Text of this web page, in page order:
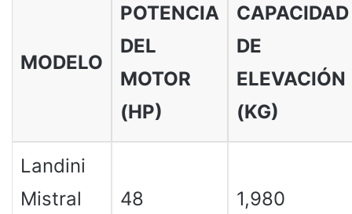
MODELO
POTENCIA
DEL
MOTOR
(HP)
CAPACIDAD
DE
ELEVACIÓN
(KG)
Landini
Mistral
48 1,980